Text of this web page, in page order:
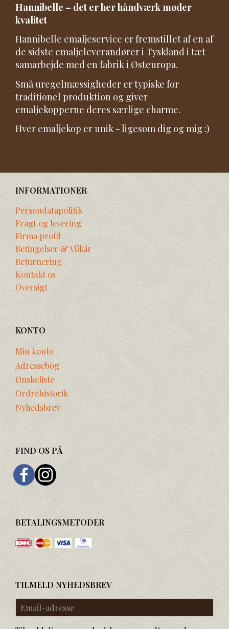
Hannibelle – det er her håndværk møder
kvalitet
Hannibelle emaljeservice er fremstillet af en af
​​de sidste emaljeleverandører i Tyskland i tæt
samarbejde med en fabrik i Østeuropa.
Små uregelmæssigheder er typiske for
traditionel produktion og giver
emaljekopperne deres særlige charme.
Hver emaljekop er unik - ligesom dig og mig :)
INFORMATIONER
Persondatapolitik
Fragt og levering
Firma profil
Betingelser & Vilkår
Returnering
Kontakt os
Oversigt
KONTO
Min konto
Adressebog
Ønskeliste
Ordrehistorik
Nyhedsbrev
FIND OS PÅ
BETALINGSMETODER
TILMELD NYHEDSBREV
Email-
adresse